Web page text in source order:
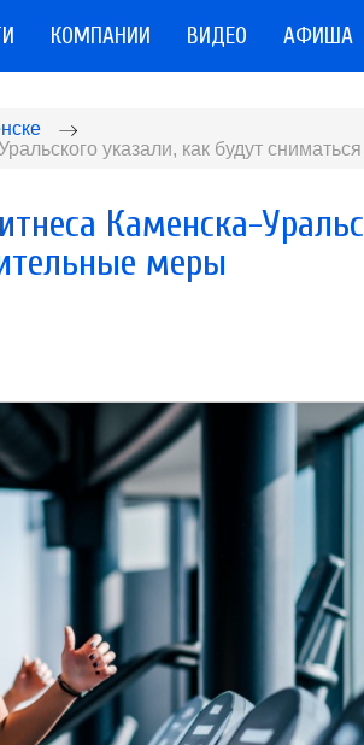
КОМПАНИИ ВИДЕО АФИША
указали, как будут
Каменска-
меры